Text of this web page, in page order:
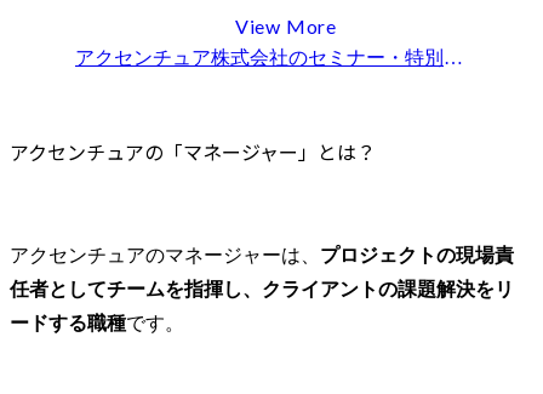
中途採用時のオファー年収の決まり方
アクセンチュア マネージャーのキャリアパス
アクセンチュアのマネージャー転職を成功させるには
ビヘイビア面接（STAR面接）への対策
アクセンチュアへの転職ならMyVisionへ
MyVisionがアクセンチュア転職に強い理由
View More
アクセンチュア株式会社のセミナー・特別選考会情報一覧
アクセンチュアの「マネージャー」とは？
アクセンチュアのマネージャーは、 プロジェクトの現場責
任者としてチームを指揮し、クライアントの課題解決をリ
ードする職種です。